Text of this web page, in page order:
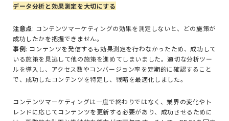
データ分析と効果測定を大切にする
注意点: コンテンツマーケティングの効果を測定しないと、どの施策が
成功したかを把握できません。
事例: コンテンツを発信するも効果測定を行わなかったため、成功して
いる施策を見逃して他の施策を進めてしまいました。適切な分析ツー
ルを導入し、アクセス数やコンバージョン率を定期的に確認すること
で、成功したコンテンツを特定し、戦略を最適化しました。
コンテンツマーケティングは一度で終わりではなく、業界の変化やト
レンドに応じてコンテンツを更新する必要があり、成功させるために